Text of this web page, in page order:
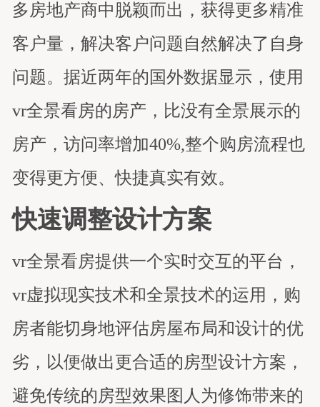
多房地产商中脱颖而出，获得更多精准
客户量，解决客户问题自然解决了自身
问题。据近两年的国外数据显示，使用
vr全景看房的房产，比没有全景展示的
房产，访问率增加40%,整个购房流程也
变得更方便、快捷真实有效。
快速调整设计方案
vr全景看房提供一个实时交互的平台，
vr虚拟现实技术和全景技术的运用，购
房者能切身地评估房屋布局和设计的优
劣，以便做出更合适的房型设计方案，
避免传统的房型效果图人为修饰带来的